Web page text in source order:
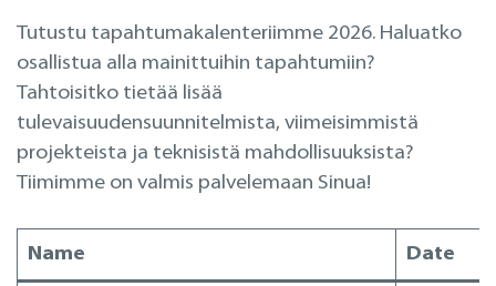
Konversio ja modernisointi
Retrofit
Tarkastus
Tutustu tapahtumakalenteriimme 2026. Haluatko
osallistua alla mainittuihin tapahtumiin?
Tahtoisitko tietää lisää
tulevaisuudensuunnitelmista, viimeisimmistä
projekteista ja teknisistä mahdollisuuksista?
Tiimimme on valmis palvelemaan Sinua!
Name Date